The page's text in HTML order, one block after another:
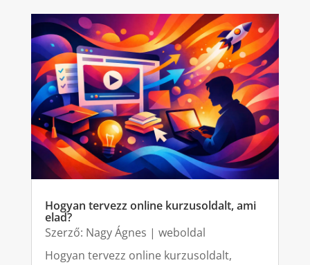
Hogyan tervezz online kurzusoldalt, ami
elad?
Szerző: Nagy Ágnes | weboldal
Hogyan tervezz online kurzusoldalt,